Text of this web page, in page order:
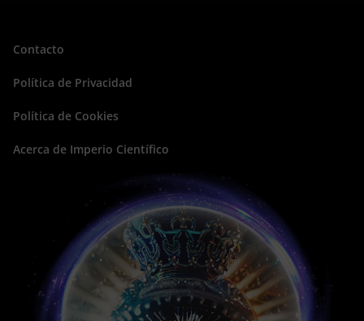
Contacto
Política de Privacidad
Política de Cookies
Acerca de Imperio Científico